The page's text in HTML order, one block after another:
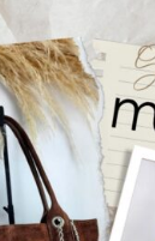
στην
και Chris
ένα νεοσύστατο
τον
τους